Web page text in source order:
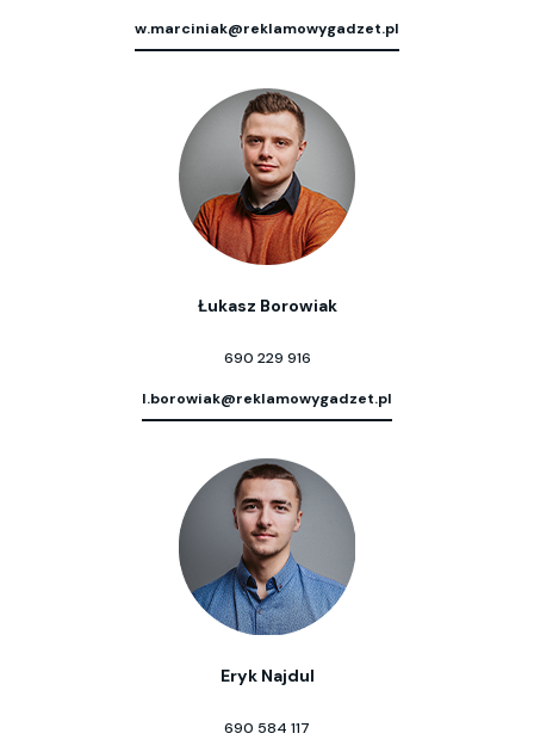
w.marciniak@reklamowygadzet.pl
Łukasz Borowiak
690 229 916
l.borowiak@reklamowygadzet.pl
Eryk Najdul
690 584 117